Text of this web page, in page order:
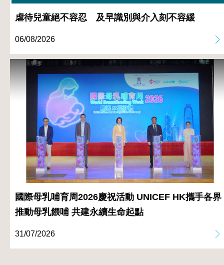
虐待兒童絕不容忍 及早識別與介入刻不容緩
06/08/2026
國際母乳哺育周2026慶祝活動 UNICEF HK攜手各界
推動母乳餵哺 共建永續生命起點
31/07/2026